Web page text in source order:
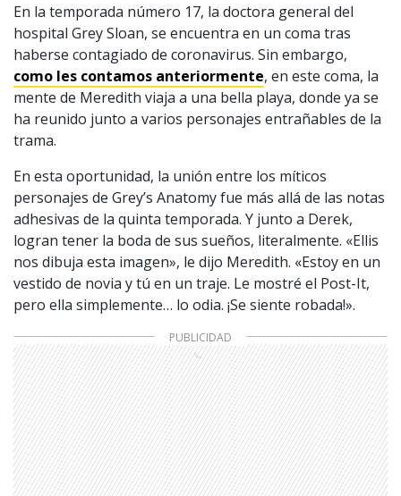
En la temporada número 17, la doctora general del
hospital Grey Sloan, se encuentra en un coma tras
haberse contagiado de coronavirus. Sin embargo,
como les contamos anteriormente, en este coma, la
mente de Meredith viaja a una bella playa, donde ya se
ha reunido junto a varios personajes entrañables de la
trama.
En esta oportunidad, la unión entre los míticos
personajes de Grey’s Anatomy fue más allá de las notas
adhesivas de la quinta temporada. Y junto a Derek,
logran tener la boda de sus sueños, literalmente. «Ellis
nos dibuja esta imagen», le dijo Meredith. «Estoy en un
vestido de novia y tú en un traje. Le mostré el Post-It,
pero ella simplemente… lo odia. ¡Se siente robada!».